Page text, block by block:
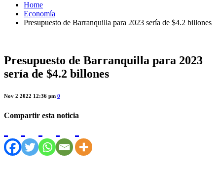
Home
Economía
Presupuesto de Barranquilla para 2023 sería de $4.2 billones
Presupuesto de Barranquilla para 2023
sería de $4.2 billones
Nov 2 2022 12:36 pm 0
Compartir esta noticia